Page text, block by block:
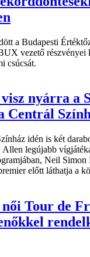
a Budapesti
vezető részvényei
csúcsát.
nyárra a
Centrál
idén is két
legújabb
Neil
előtt láthatja a
Tour de